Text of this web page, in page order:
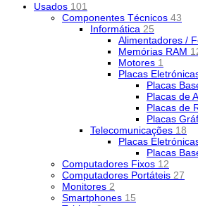
Usados 101
Componentes Técnicos 43
Informática 25
Alimentadores /
Memórias RAM
Motores 1
Placas
Placas
Placas de
Placas de
Placas
Telecomunicações 18
Placas
Placas
Computadores Fixos 12
Computadores Portáteis 27
Monitores 2
Smartphones 15